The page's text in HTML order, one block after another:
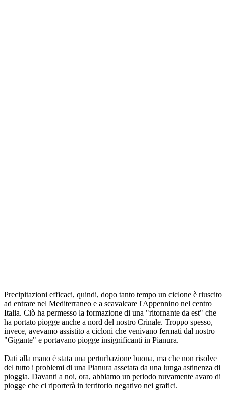
Precipitazioni efficaci, quindi, dopo tanto tempo un ciclone è riuscito
ad entrare nel Mediterraneo e a scavalcare l'Appennino nel centro
Italia. Ciò ha permesso la formazione di una "ritornante da est" che
ha portato piogge anche a nord del nostro Crinale. Troppo spesso,
invece, avevamo assistito a cicloni che venivano fermati dal nostro
"Gigante" e portavano piogge insignificanti in Pianura.
Dati alla mano è stata una perturbazione buona, ma che non risolve
del tutto i problemi di una Pianura assetata da una lunga astinenza di
pioggia. Davanti a noi, ora, abbiamo un periodo nuvamente avaro di
piogge che ci riporterà in territorio negativo nei grafici.